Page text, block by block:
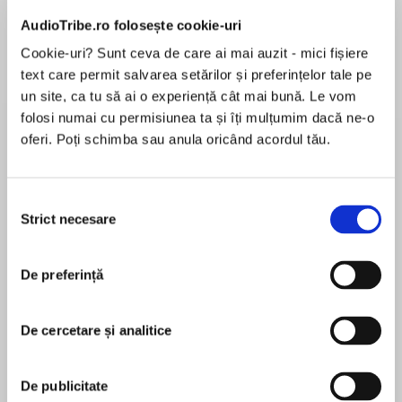
AudioTribe.ro folosește cookie-uri
Cookie-uri? Sunt ceva de care ai mai auzit - mici fișiere
text care permit salvarea setărilor și preferințelor tale pe
un site, ca tu să ai o experiență cât mai bună. Le vom
folosi numai cu permisiunea ta și îți mulțumim dacă ne-o
oferi. Poți schimba sau anula oricând acordul tău.
consimțământului
Strict necesare
De preferință
De cercetare și analitice
De publicitate
Desprecarte
An unexpected, poignant, and personal
account of loving and losing pets, exploring the
singular bonds we have with our companion
E.B. Bartels has had a lot of pets—dogs, birds,
fish, tortoises. As varied a bunch as they are,
they’ve taught her one universal truth: to own a
with rare exception—to lose that pet in time.
But while we have codified traditions to mark
the passing of our fellow humans, most cultures
MAI MULT
pentru această carte
E.B. BARTELS is a nonfiction writer, a former
instructor, with an MFA from Columbia. Her